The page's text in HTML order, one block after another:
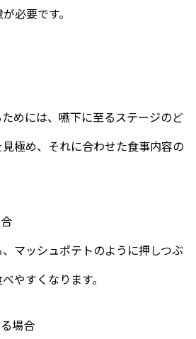
必要です。
めには、嚥下に至るステージのど
極め、それに合わせた食事内容の
マッシュポテトのように押しつぶ
やすくなります。
場合